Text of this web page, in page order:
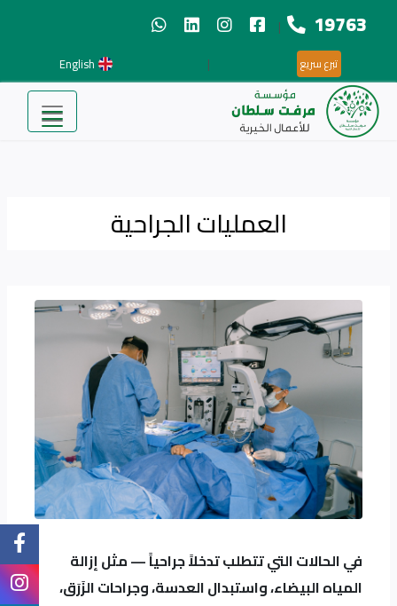
19763
|
تبرع سريع |
English
العمليات الجراحية
في الحالات التي تتطلب تدخلاً جراحياً — مثل إزالة
المياه البيضاء، واستبدال العدسة، وجراحات الزَرَق،